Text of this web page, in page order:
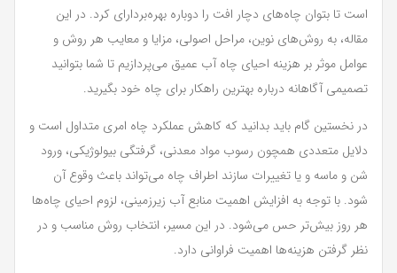
است تا بتوان چاه‌های دچار افت را دوباره بهره‌بردارای کرد. در این
مقاله، به روش‌های نوین، مراحل اصولی، مزایا و معایب هر روش و
عوامل موثر بر هزینه احیای چاه آب عمیق می‌پردازیم تا شما بتوانید
تصمیمی آگاهانه درباره بهترین راهکار برای چاه خود بگیرید.
در نخستین گام باید بدانید که کاهش عملکرد چاه امری متداول است و
دلایل متعددی همچون رسوب مواد معدنی، گرفتگی بیولوژیکی، ورود
شن و ماسه و یا تغییرات سازند اطراف چاه می‌تواند باعث وقوع آن
شود. با توجه به افزایش اهمیت منابع آب زیرزمینی، لزوم احیای چاه‌ها
هر روز بیش‌تر حس می‌شود. در این مسیر، انتخاب روش مناسب و در
نظر گرفتن هزینه‌ها اهمیت فراوانی دارد.